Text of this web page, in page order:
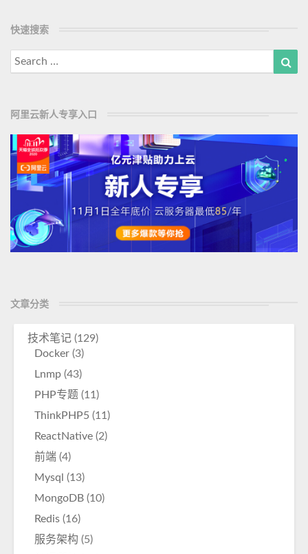
快速搜索
Search
for:
阿里云新人专享入口
文章分类
技术笔记 (129)
Docker (3)
Lnmp (43)
PHP专题 (11)
ThinkPHP5 (11)
ReactNative (2)
前端 (4)
Mysql (13)
MongoDB (10)
Redis (16)
服务架构 (5)